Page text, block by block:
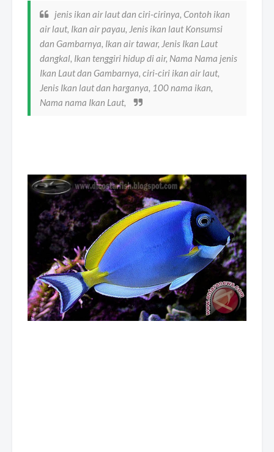
jenis ikan air laut dan ciri-cirinya, Contoh ikan
air laut, Ikan air payau, Jenis ikan laut Konsumsi
dan Gambarnya, Ikan air tawar, Jenis Ikan Laut
dangkal, Ikan tenggiri hidup di air, Nama Nama jenis
Ikan Laut dan Gambarnya, ciri-ciri ikan air laut,
Jenis Ikan laut dan harganya, 100 nama ikan,
Nama nama Ikan Laut,